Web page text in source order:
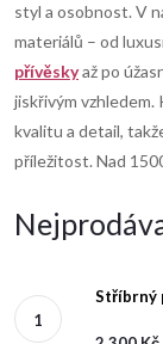
styl a osobnost. V
materiálů – od
přívěskyaž po
jiskřivým vzhledem.
kvalitu a detail,
příležitost. Nad
Stříbrný